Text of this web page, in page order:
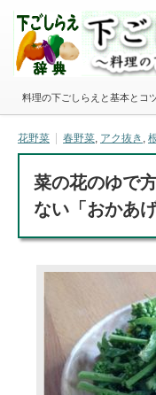
料理の下ごしらえと基本とコ
花野菜 春野菜, アク抜き ,
菜の花のゆで
ない「おかあげ